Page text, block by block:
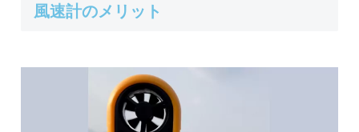
風速計のメリット